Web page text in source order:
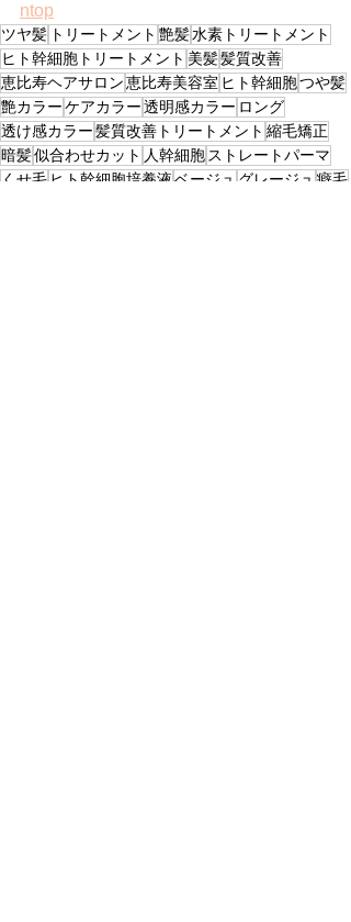
ntop
ツヤ髪 トリートメント 艶髪水素トリートメント
ヒト幹細胞トリートメント 美髪髪質改善
恵比寿ヘアサロン恵比寿美容室 ヒト幹細胞つや髪
艶カラーケアカラー透明感カラー ロング
透け感カラー髪質改善トリートメント 縮毛矯正
暗髪似合わせカット 人幹細胞 ストレートパーマ
くせ毛 ヒト幹細胞培養液ベージュ グレージュ 癖毛